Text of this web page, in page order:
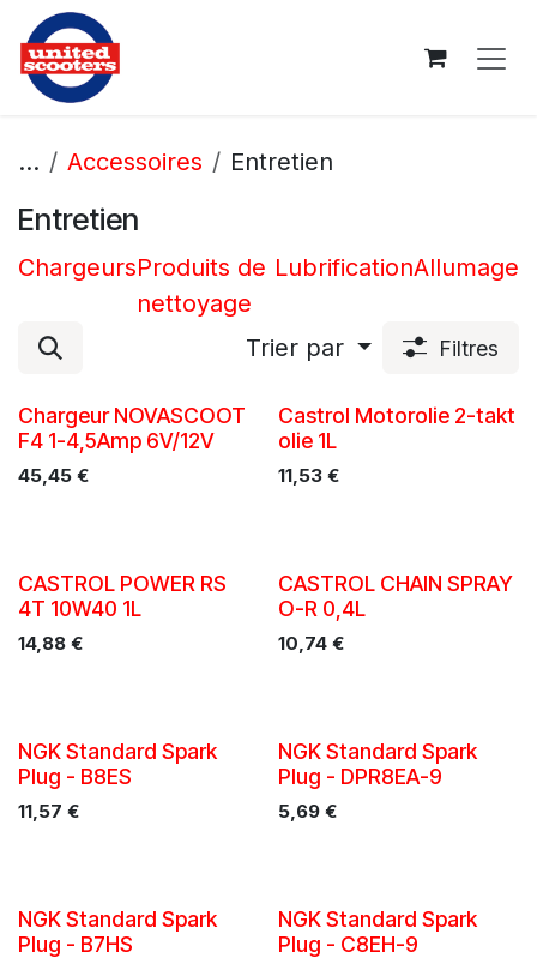
Se rendre au contenu
... Accessoires Entretien
Entretien
ChargeursProduits de
nettoyage
LubrificationAllumage
Trier par Filtres
Chargeur NOVASCOOT
F4 1-4,5Amp 6V/12V
45,45 €
Castrol Motorolie 2-takt
olie 1L
11,53€
CASTROL POWER RS
4T 10W40 1L
14,88 €
CASTROL CHAIN SPRAY
O-R 0,4L
10,74€
NGK Standard Spark
Plug - B8ES
11,57 €
NGK Standard Spark
Plug - DPR8EA-9
5,69€
NGK Standard Spark
Plug - B7HS
NGK Standard Spark
Plug - C8EH-9